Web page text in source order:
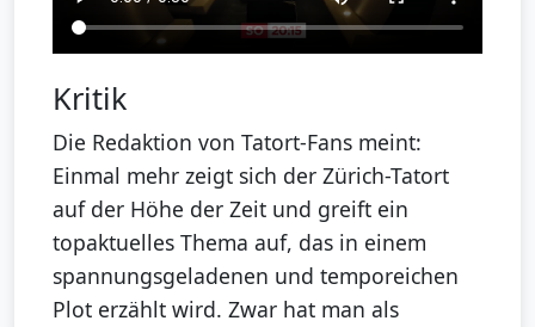
Kritik
Die Redaktion von Tatort-Fans meint:
Einmal mehr zeigt sich der Zürich-Tatort
auf der Höhe der Zeit und greift ein
topaktuelles Thema auf, das in einem
spannungsgeladenen und temporeichen
Plot erzählt wird. Zwar hat man als